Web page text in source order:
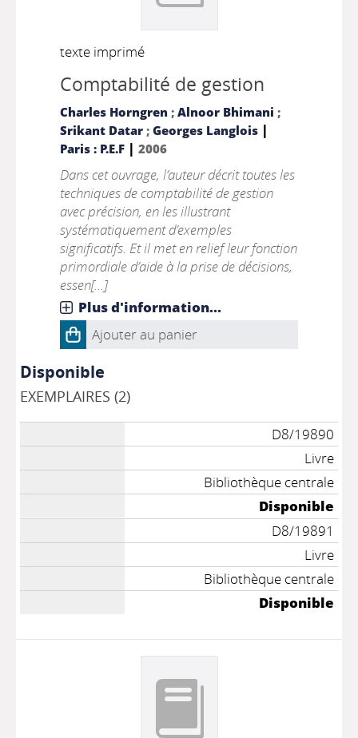
texte imprimé
Comptabilité de gestion
Charles Horngren ; Alnoor Bhimani ;
Srikant Datar; Georges Langlois |
Paris : P.E.F| 2006
Dans cet ouvrage, l’auteur décrit toutes les
techniques de comptabilité de gestion
avec précision, en les illustrant
systématiquement d’exemples
significatifs. Et il met en relief leur fonction
primordiale d’aide à la prise de décisions,
essen[...]
Plus d'information...
Ajouter au panier
Disponible
EXEMPLAIRES (2)
D8/19890
Livre
Bibliothèque centrale
Disponible
D8/19891
Livre
Bibliothèque centrale
Disponible